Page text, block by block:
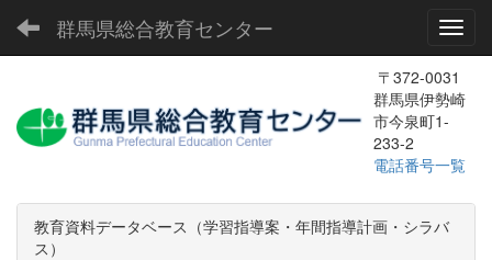
群馬県総合教育センター
〒372-0031
群馬県伊勢崎
市今泉町1-
233-2
電話番号一覧
教育資料データベース（学習指導案・年間指導計画・シラバ
ス）